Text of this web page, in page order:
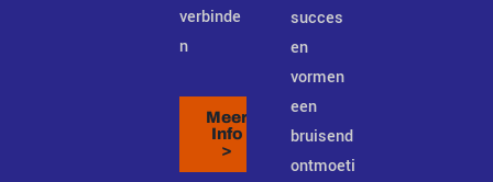
verbinde
n
Meer
Info
>
succes
en
vormen
een
bruisend
ontmoeti